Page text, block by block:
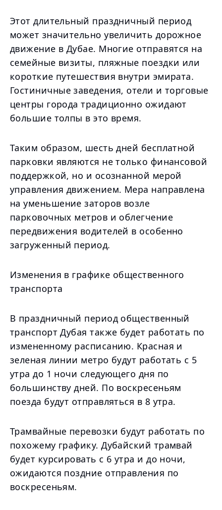
Этот длительный праздничный период
может значительно увеличить дорожное
движение в Дубае. Многие отправятся на
семейные визиты, пляжные поездки или
короткие путешествия внутри эмирата.
Гостиничные заведения, отели и торговые
центры города традиционно ожидают
большие толпы в это время.
Таким образом, шесть дней бесплатной
парковки являются не только финансовой
поддержкой, но и осознанной мерой
управления движением. Мера направлена
на уменьшение заторов возле
парковочных метров и облегчение
передвижения водителей в особенно
загруженный период.
Изменения в графике общественного
транспорта
В праздничный период общественный
транспорт Дубая также будет работать по
измененному расписанию. Красная и
зеленая линии метро будут работать с 5
утра до 1 ночи следующего дня по
большинству дней. По воскресеньям
поезда будут отправляться в 8 утра.
Трамвайные перевозки будут работать по
похожему графику. Дубайский трамвай
будет курсировать с 6 утра и до ночи,
ожидаются поздние отправления по
воскресеньям.